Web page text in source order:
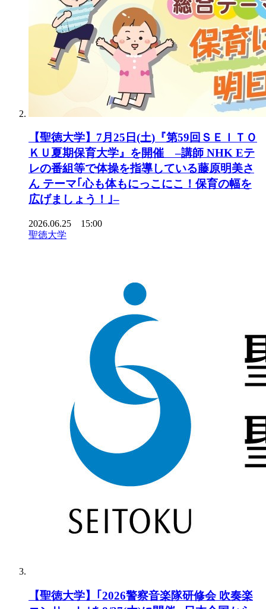
【聖徳大学】7月25日(土)『第59回ＳＥＩＴＯ
ＫＵ夏期保育大学』を開催 –講師 NHK Eテ
レの番組等で体操を指導している藤原明美さ
ん テーマ｢心も体もにっこにこ！保育の幅を
広げましょう！｣–
2026.06.25 15:00
聖徳大学
【聖徳大学】｢2026警察音楽隊研修会 吹奏楽